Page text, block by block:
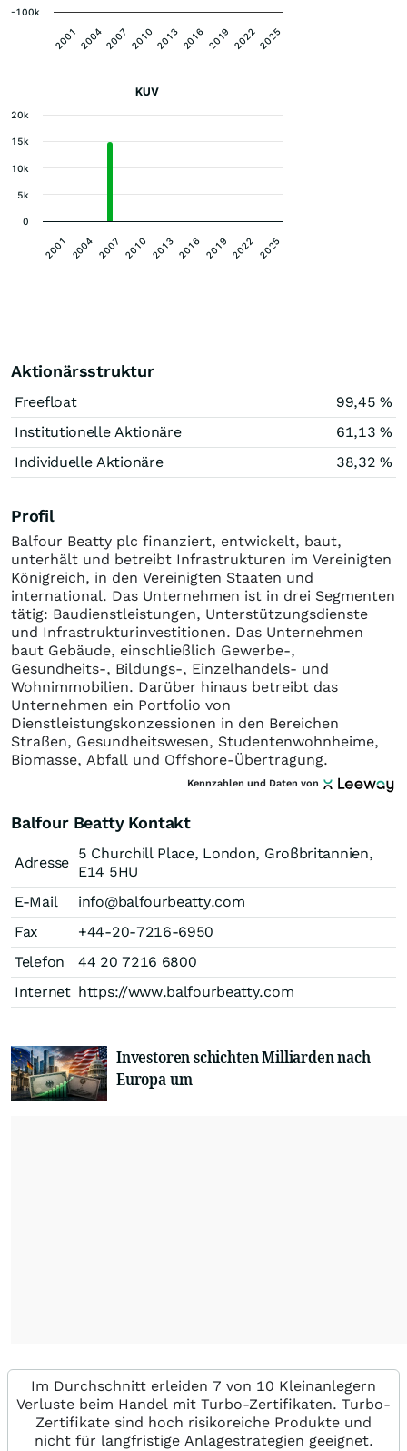
2001 20042007 2010 2013 2016 2019 20222025
-100k
KUV
2001 2004 2007 2010 2013 2016 2019 2022 2025
0
5k
10k
15k
20k
Aktionärsstruktur
Freefloat
99,45 %
Institutionelle Aktionäre
61,13 %
Individuelle Aktionäre
38,32 %
Profil
Balfour Beatty plc finanziert, entwickelt, baut,
unterhält und betreibt Infrastrukturen im Vereinigten
Königreich, in den Vereinigten Staaten und
international. Das Unternehmen ist in drei Segmenten
tätig: Baudienstleistungen, Unterstützungsdienste
und Infrastrukturinvestitionen. Das Unternehmen
baut Gebäude, einschließlich Gewerbe-,
Gesundheits-, Bildungs-, Einzelhandels- und
Wohnimmobilien. Darüber hinaus betreibt das
Unternehmen ein Portfolio von
Dienstleistungskonzessionen in den Bereichen
Straßen, Gesundheitswesen, Studentenwohnheime,
Biomasse, Abfall und Offshore-Übertragung.
Kennzahlen und Daten von
Balfour Beatty Kontakt
Adresse
5 Churchill Place, London, Großbritannien,
E14 5HU
E-Mail
info@balfourbeatty.com
Fax
+44-20-7216-6950
Telefon
44 20 7216 6800
Internet https://www.balfourbeatty.com
Investoren schichten Milliarden nach
Europa um
Im Durchschnitt erleiden 7 von 10 Kleinanlegern
Verluste beim Handel mit Turbo-Zertifikaten. Turbo-
Zertifikate sind hoch risikoreiche Produkte und
nicht für langfristige Anlagestrategien geeignet.